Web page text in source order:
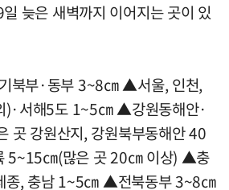
늦은 새벽까지 이어지는 곳이 있
북부·동부 3~8㎝ ▲서울, 인천,
)·서해5도 1~5㎝ ▲강원동해안·
곳 강원산지, 강원북부동해안 40
5~15㎝(많은 곳 20㎝ 이상) ▲충
, 충남 1~5㎝ ▲전북동부 3~8㎝